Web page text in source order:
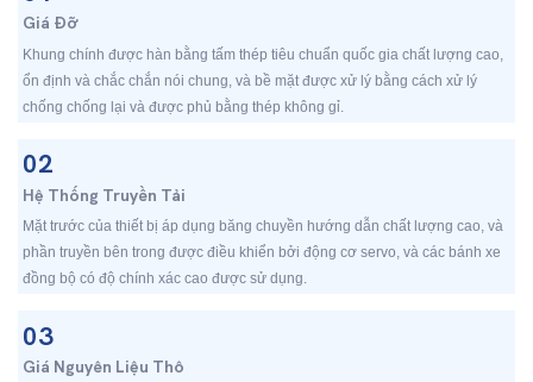
Giá Đỡ
Khung chính được hàn bằng tấm thép tiêu chuẩn quốc gia chất lượng cao,
ổn định và chắc chắn nói chung, và bề mặt được xử lý bằng cách xử lý
chống chống lại và được phủ bằng thép không gỉ.
02
Hệ Thống Truyền Tải
Mặt trước của thiết bị áp dụng băng chuyền hướng dẫn chất lượng cao, và
phần truyền bên trong được điều khiển bởi động cơ servo, và các bánh xe
đồng bộ có độ chính xác cao được sử dụng.
03
Giá Nguyên Liệu Thô